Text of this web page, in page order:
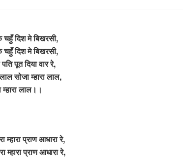
दिश मे बिखरसी,
दिश मे बिखरसी,
पति पूत दिया वार रे,
सोजा म्हारा लाल,
म्हारा लाल।।
म्हारा प्राण आधारा रे,
म्हारा प्राण आधारा रे,